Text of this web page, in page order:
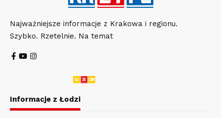
Najważniejsze informacje z Krakowa i regionu.
Szybko. Rzetelnie. Na temat
Informacje z Łodzi